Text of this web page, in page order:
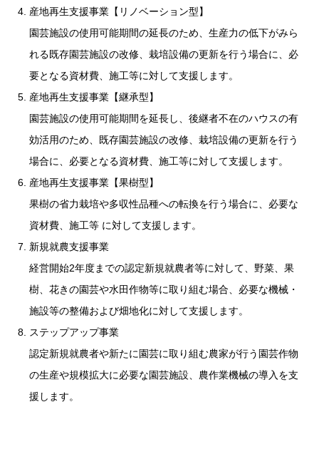
産地再生支援事業【リノベーション型】
園芸施設の使用可能期間の延長のため、生産力の低下がみら
れる既存園芸施設の改修、栽培設備の更新を行う場合に、必
要となる資材費、施工等に対して支援します。
産地再生支援事業【継承型】
園芸施設の使用可能期間を延長し、後継者不在のハウスの有
効活用のため、既存園芸施設の改修、栽培設備の更新を行う
場合に、必要となる資材費、施工等に対して支援します。
産地再生支援事業【果樹型】
果樹の省力栽培や多収性品種への転換を行う場合に、必要な
資材費、施工等 に対して支援します。
新規就農支援事業
経営開始2年度までの認定新規就農者等に対して、野菜、果
樹、花きの園芸や水田作物等に取り組む場合、必要な機械・
施設等の整備および畑地化に対して支援します。
ステップアップ事業
認定新規就農者や新たに園芸に取り組む農家が行う園芸作物
の生産や規模拡大に必要な園芸施設、農作業機械の導入を支
援します。